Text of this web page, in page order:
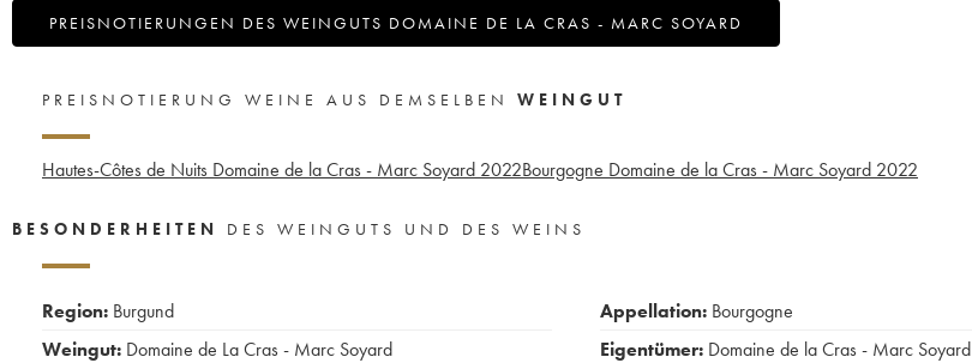
PREISNOTIERUNGEN DES WEINGUTS DOMAINE DE LA CRAS - MARC SOYARD
PREISNOTIERUNG WEINE AUS DEMSELBEN WEINGUT
Hautes-Côtes de Nuits Domaine de la Cras - Marc Soyard 2022Bourgogne Domaine de la Cras - Marc Soyard 2022
BESONDERHEITEN DES WEINGUTS UND DES WEINS
Region: Burgund
Weingut: Domaine de La Cras - Marc Soyard
Appellation: Bourgogne
Eigentümer: Domaine de la Cras - Marc Soyard